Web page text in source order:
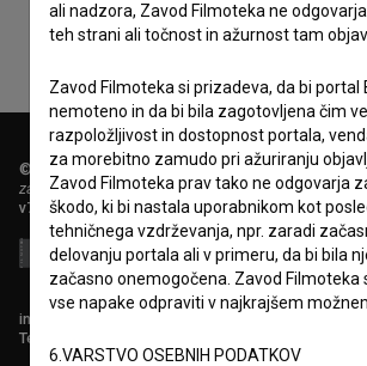
© 2018-2026, Filmoteka,
zavod za širjenje filmske kulture
v7.151.0
info@filmoteka.si
Tehnična pomoč: podpora@bsf.si
ali nadzora, Zavod Filmoteka ne
teh strani ali točnost in ažurnost tam
Zavod Filmoteka si prizadeva, da bi portal
nemoteno in da bi bila zagotovljena čim
razpoložljivost in dostopnost portala,
za morebitno zamudo pri ažuriranju
Zavod Filmoteka prav tako ne odgovarja
škodo, ki bi nastala uporabnikom kot
tehničnega vzdrževanja, npr. zaradi
delovanju portala ali v primeru, da bi bila
začasno onemogočena. Zavod Filmoteka
vse napake odpraviti v najkrajšem
6.VARSTVO OSEBNIH PODATKOV